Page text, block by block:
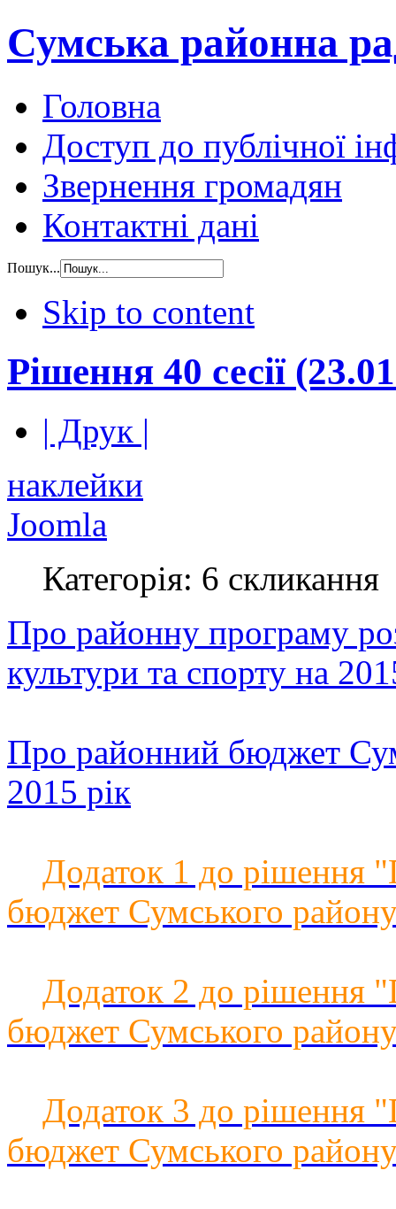
Сумська районна
Головна
Доступ до публічної
Звернення громадян
Контактні дані
Пошук...
Skip to content
Рішення 40 сесії
| Друк |
наклейки
Joomla
Категорія: 6 скликання
Про районну програму
культури та спорту на
Про районний бюджет
2015 рік
Додаток 1 до рішення
бюджет Сумського
Додаток 2 до рішення
бюджет Сумського
Додаток 3 до рішення
бюджет Сумського